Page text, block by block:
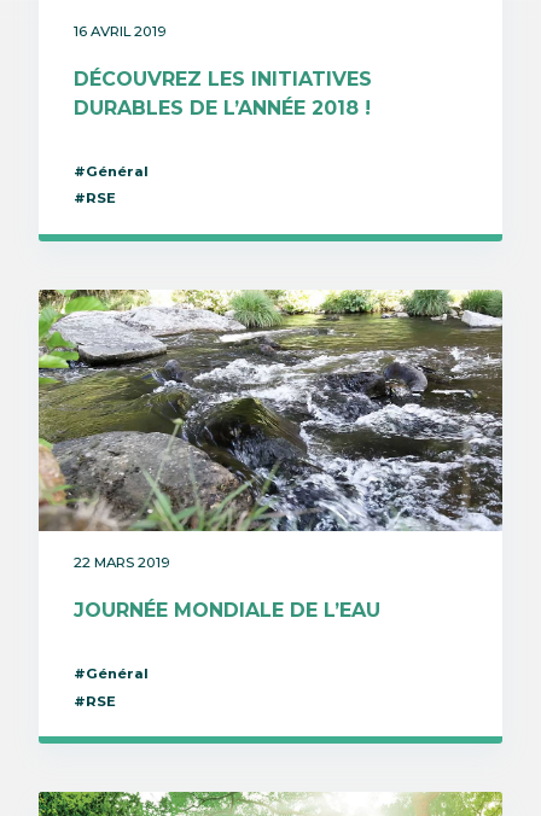
16 AVRIL 2019
DÉCOUVREZ LES INITIATIVES
DURABLES DE L’ANNÉE 2018 !
#Général
#RSE
22 MARS 2019
JOURNÉE MONDIALE DE L’EAU
#Général
#RSE